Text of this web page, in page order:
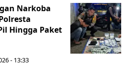
Narkoba
Hingga Paket
- 13:33